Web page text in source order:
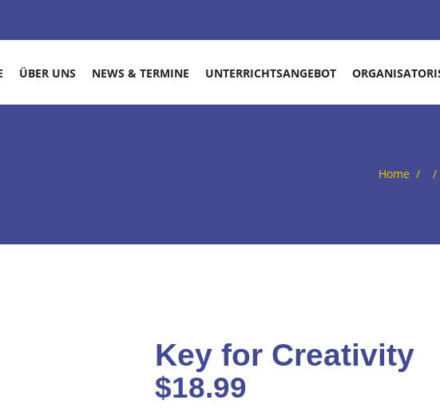
ÜBER UNS NEWS & TERMINE UNTERRICHTSANGEBOT
Home / /
Key for Creativity
$18.99